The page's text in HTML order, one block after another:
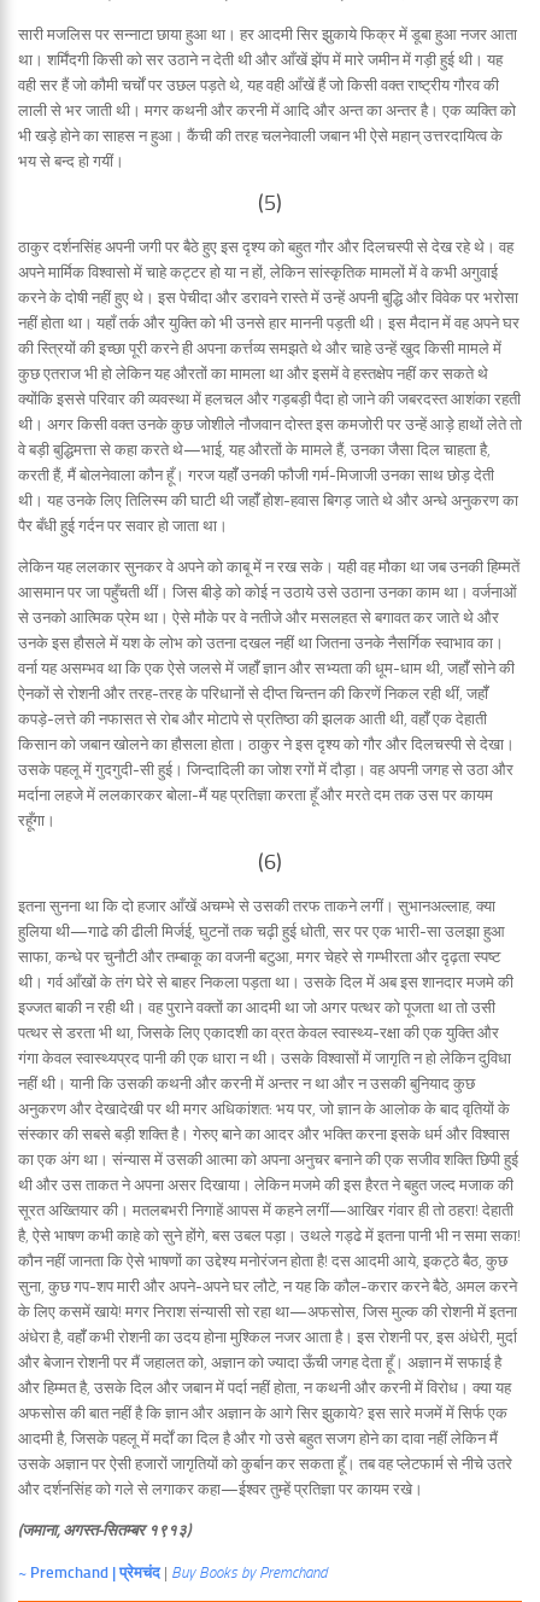
सारी मजलिस पर सन्नाटा छाया हुआ था। हर आदमी सिर झुकाये फिक्र में डूबा हुआ नजर आता
था। शर्मिंदगी किसी को सर उठाने न देती थी और आँखें झेंप में मारे जमीन में गड़ी हुई थी। यह
वही सर हैं जो कौमी चर्चों पर उछल पड़ते थे, यह वही आँखें हैं जो किसी वक्त राष्ट्रीय गौरव की
लाली से भर जाती थी। मगर कथनी और करनी में आदि और अन्त का अन्तर है। एक व्यक्ति को
भी खड़े होने का साहस न हुआ। कैंची की तरह चलनेवाली जबान भी ऐसे महान् उत्तरदायित्व के
भय से बन्द हो गयीं।
(5)
ठाकुर दर्शनसिंह अपनी जगी पर बैठे हुए इस दृश्य को बहुत गौर और दिलचस्पी से देख रहे थे। वह
अपने मार्मिक विश्वासो में चाहे कट्टर हो या न हों, लेकिन सांस्कृतिक मामलों में वे कभी अगुवाई
करने के दोषी नहीं हुए थे। इस पेचीदा और डरावने रास्ते में उन्हें अपनी बुद्धि और विवेक पर भरोसा
नहीं होता था। यहॉं तर्क और युक्ति को भी उनसे हार माननी पड़ती थी। इस मैदान में वह अपने घर
की स्त्रियों की इच्छा पूरी करने ही अपना कर्त्तव्य समझते थे और चाहे उन्हें खुद किसी मामले में
कुछ एतराज भी हो लेकिन यह औरतों का मामला था और इसमें वे हस्तक्षेप नहीं कर सकते थे
क्योंकि इससे परिवार की व्यवस्था में हलचल और गड़बड़ी पैदा हो जाने की जबरदस्त आशंका रहती
थी। अगर किसी वक्त उनके कुछ जोशीले नौजवान दोस्त इस कमजोरी पर उन्हें आड़े हाथों लेते तो
वे बड़ी बुद्धिमत्ता से कहा करते थे—भाई, यह औरतों के मामले हैं, उनका जैसा दिल चाहता है,
करती हैं, मैं बोलनेवाला कौन हूँ। गरज यहॉँ उनकी फौजी गर्म-मिजाजी उनका साथ छोड़ देती
थी। यह उनके लिए तिलिस्म की घाटी थी जहॉँ होश-हवास बिगड़ जाते थे और अन्धे अनुकरण का
पैर बँधी हुई गर्दन पर सवार हो जाता था।
लेकिन यह ललकार सुनकर वे अपने को काबू में न रख सके। यही वह मौका था जब उनकी हिम्मतें
आसमान पर जा पहुँचती थीं। जिस बीड़े को कोई न उठाये उसे उठाना उनका काम था। वर्जनाओं
से उनको आत्मिक प्रेम था। ऐसे मौके पर वे नतीजे और मसलहत से बगावत कर जाते थे और
उनके इस हौसले में यश के लोभ को उतना दखल नहीं था जितना उनके नैसर्गिक स्वाभाव का।
वर्ना यह असम्भव था कि एक ऐसे जलसे में जहॉँ ज्ञान और सभ्यता की धूम-धाम थी, जहॉँ सोने की
ऐनकों से रोशनी और तरह-तरह के परिधानों से दीप्त चिन्तन की किरणें निकल रही थीं, जहॉँ
कपड़े-लत्ते की नफासत से रोब और मोटापे से प्रतिष्ठा की झलक आती थी, वहॉँ एक देहाती
किसान को जबान खोलने का हौसला होता। ठाकुर ने इस दृश्य को गौर और दिलचस्पी से देखा।
उसके पहलू में गुदगुदी-सी हुई। जिन्दादिली का जोश रगों में दौड़ा। वह अपनी जगह से उठा और
मर्दाना लहजे में ललकारकर बोला-मैं यह प्रतिज्ञा करता हूँ और मरते दम तक उस पर कायम
रहूँगा।
(6)
इतना सुनना था कि दो हजार आँखें अचम्भे से उसकी तरफ ताकने लगीं। सुभानअल्लाह, क्या
हुलिया थी—गाढे की ढीली मिर्जई, घुटनों तक चढ़ी हुई धोती, सर पर एक भारी-सा उलझा हुआ
साफा, कन्धे पर चुनौटी और तम्बाकू का वजनी बटुआ, मगर चेहरे से गम्भीरता और दृढ़ता स्पष्ट
थी। गर्व आँखों के तंग घेरे से बाहर निकला पड़ता था। उसके दिल में अब इस शानदार मजमे की
इज्जत बाकी न रही थी। वह पुराने वक्तों का आदमी था जो अगर पत्थर को पूजता था तो उसी
पत्थर से डरता भी था, जिसके लिए एकादशी का व्रत केवल स्वास्थ्य-रक्षा की एक युक्ति और
गंगा केवल स्वास्थ्यप्रद पानी की एक धारा न थी। उसके विश्वासों में जागृति न हो लेकिन दुविधा
नहीं थी। यानी कि उसकी कथनी और करनी में अन्तर न था और न उसकी बुनियाद कुछ
अनुकरण और देखादेखी पर थी मगर अधिकांशत: भय पर, जो ज्ञान के आलोक के बाद वृतियों के
संस्कार की सबसे बड़ी शक्ति है। गेरुए बाने का आदर और भक्ति करना इसके धर्म और विश्वास
का एक अंग था। संन्यास में उसकी आत्मा को अपना अनुचर बनाने की एक सजीव शक्ति छिपी हुई
थी और उस ताकत ने अपना असर दिखाया। लेकिन मजमे की इस हैरत ने बहुत जल्द मजाक की
सूरत अख्तियार की। मतलबभरी निगाहें आपस में कहने लगीं—आखिर गंवार ही तो ठहरा! देहाती
है, ऐसे भाषण कभी काहे को सुने होंगे, बस उबल पड़ा। उथले गड्ढे में इतना पानी भी न समा सका!
कौन नहीं जानता कि ऐसे भाषणों का उद्देश्य मनोरंजन होता है! दस आदमी आये, इकट्ठे बैठ, कुछ
सुना, कुछ गप-शप मारी और अपने-अपने घर लौटे, न यह कि कौल-करार करने बैठे, अमल करने
के लिए कसमें खाये! मगर निराश संन्यासी सो रहा था—अफसोस, जिस मुल्क की रोशनी में इतना
अंधेरा है, वहॉँ कभी रोशनी का उदय होना मुश्किल नजर आता है। इस रोशनी पर, इस अंधेरी, मुर्दा
और बेजान रोशनी पर मैं जहालत को, अज्ञान को ज्यादा ऊँची जगह देता हूँ। अज्ञान में सफाई है
और हिम्मत है, उसके दिल और जबान में पर्दा नहीं होता, न कथनी और करनी में विरोध। क्या यह
अफसोस की बात नहीं है कि ज्ञान और अज्ञान के आगे सिर झुकाये? इस सारे मजमें में सिर्फ एक
आदमी है, जिसके पहलू में मर्दों का दिल है और गो उसे बहुत सजग होने का दावा नहीं लेकिन मैं
उसके अज्ञान पर ऐसी हजारों जागृतियों को कुर्बान कर सकता हूँ। तब वह प्लेटफार्म से नीचे उतरे
और दर्शनसिंह को गले से लगाकर कहा—ईश्वर तुम्हें प्रतिज्ञा पर कायम रखे।
(जमाना, अगस्त-सितम्बर १९१३)
~ Premchand | प्रेमचंद| Buy Books by Premchand